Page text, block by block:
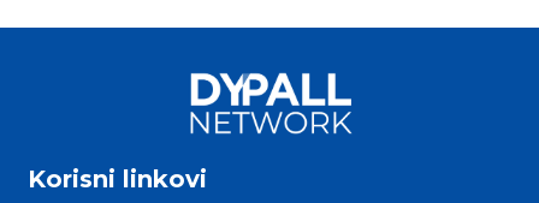
Korisni linkovi